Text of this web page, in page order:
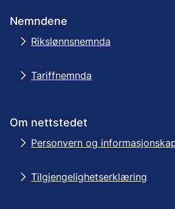
Nemndene
Rikslønnsnemnda
Tariffnemnda
Om nettstedet
Personvern og
Tilgjengelighetserklæring